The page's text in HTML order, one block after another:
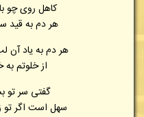
کاهل روی چو
هر دم به قید
هر دم به یاد
از خلوتم
گفتی سر تو
سهل است اگر